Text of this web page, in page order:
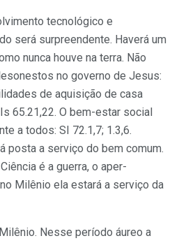
tec­nológico e
será surpreendente. Haverá um
nunca houve na terra. Não
no governo de Jesus:
de aquisição de casa
65.21,22. O bem-estar so­cial
a todos: SI 72.1,7; 1.3,6.
posta a serviço do bem comum.
é a guerra, o aper­
Milênio ela es­tará a serviço da
Nesse período áureo a